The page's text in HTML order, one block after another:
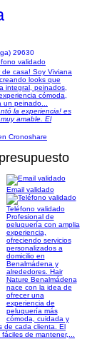
29630
validado
de casa! Soy Viviana
looks que
integral, peinados,
cómoda,
peinado...
la experiencia! es
amable. El
Cronoshare
Email validado
Teléfono validado
Profesional de
peluquería con amplia
experiencia,
ofreciendo servicios
personalizados a
domicilio en
Benalmádena y
alrededores. Hair
Nature Benalmádena
nace con la idea de
ofrecer una
experiencia de
peluquería más
cómoda, cuidada y
de cada clienta. El
de mantener,...